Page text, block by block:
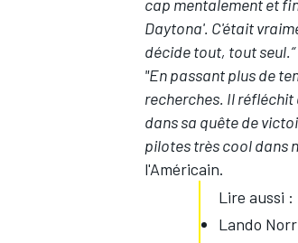
AUTRES CHAMPIONNATS
cap mentalement et
Daytona'. C'était
décide tout, tout seul.“
"En passant plus de
recherches. Il
dans sa quête de
pilotes très cool dans
l'Américain.
Lire aussi :
Lando